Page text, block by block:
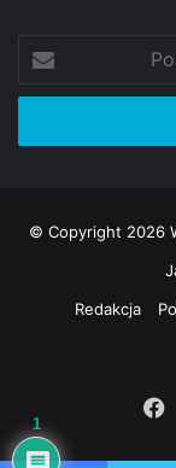
swój
adres
© Copyright 2026
Redakcja
1